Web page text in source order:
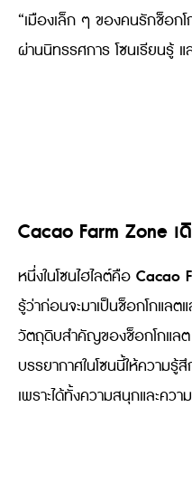
“เมืองเล็ก ๆ ของคนรักช็อกโ
ผ่านนิทรรศการ โซนเรียนรู้
Cacao Farm Zone เ
หนึ่งในโซนไฮไลต์คือ Cacao
รู้ว่าก่อนจะมาเป็นช็อกโกแลต
วัตถุดิบสำคัญของช็อกโกแลต
บรรยากาศในโซนนี้ให้ความรู้
เพราะได้ทั้งความสนุกและคว